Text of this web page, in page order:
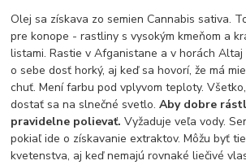
Olej sa získava zo semien Cannabis sativa.
pre konope - rastliny s vysokým kmeňom a
listami. Rastie v Afganistane a v horách Altaj
o sebe dosť horký, aj keď sa hovorí, že má
chuť. Mení farbu pod vplyvom teploty.
dostať sa na slnečné svetlo.Aby dobre
pravidelne polievať.Vyžaduje veľa vody.
pokiaľ ide o získavanie extraktov. Môžu byť
kvetenstva, aj keď nemajú rovnaké liečivé